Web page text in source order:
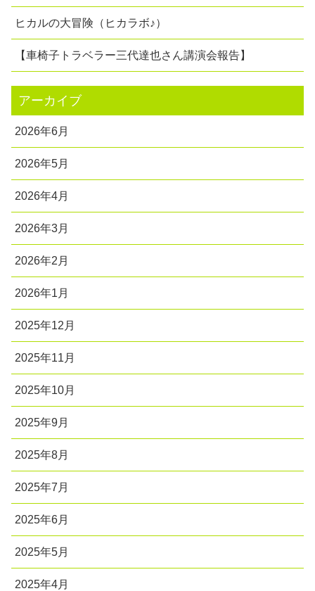
ヒカルの大冒険（ヒカラボ♪）
【車椅子トラベラー三代達也さん講演会報告】
アーカイブ
2026年6月
2026年5月
2026年4月
2026年3月
2026年2月
2026年1月
2025年12月
2025年11月
2025年10月
2025年9月
2025年8月
2025年7月
2025年6月
2025年5月
2025年4月